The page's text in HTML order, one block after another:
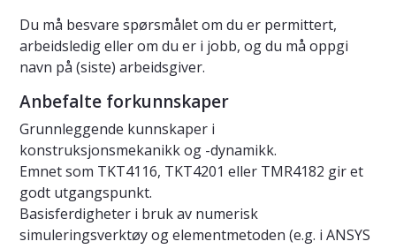
Du må besvare spørsmålet om du er permittert,
arbeidsledig eller om du er i jobb, og du må oppgi
navn på (siste) arbeidsgiver.
Anbefalte forkunnskaper
Grunnleggende kunnskaper i
konstruksjonsmekanikk og -dynamikk.
Emnet som TKT4116, TKT4201 eller TMR4182 gir et
godt utgangspunkt.
Basisferdigheter i bruk av numerisk
simuleringsverktøy og elementmetoden (e.g. i ANSYS